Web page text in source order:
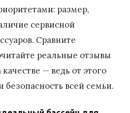
размер,
сервисной
Сравните
реальные отзывы
— ведь от этого
безопасность всей семьи.